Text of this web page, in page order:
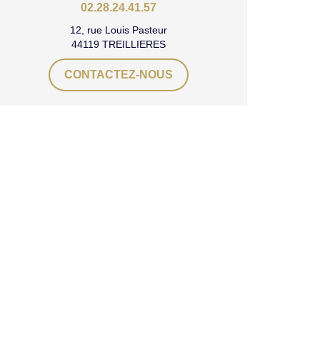
02.28.24.41.57
12, rue Louis Pasteur
44119 TREILLIERES
CONTACTEZ-NOUS